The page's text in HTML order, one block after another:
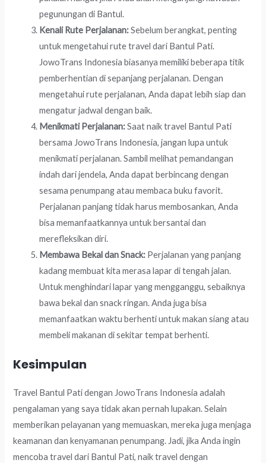
pegunungan di Bantul.
Kenali Rute Perjalanan:Sebelum berangkat, penting
untuk mengetahui rute travel dari Bantul Pati.
JowoTrans Indonesia biasanya memiliki beberapa titik
pemberhentian di sepanjang perjalanan. Dengan
mengetahui rute perjalanan, Anda dapat lebih siap dan
mengatur jadwal dengan baik.
Menikmati Perjalanan:Saat naik travel Bantul Pati
bersama JowoTrans Indonesia, jangan lupa untuk
menikmati perjalanan. Sambil melihat pemandangan
indah dari jendela, Anda dapat berbincang dengan
sesama penumpang atau membaca buku favorit.
Perjalanan panjang tidak harus membosankan, Anda
bisa memanfaatkannya untuk bersantai dan
merefleksikan diri.
Membawa Bekal dan Snack: Perjalanan yang panjang
kadang membuat kita merasa lapar di tengah jalan.
Untuk menghindari lapar yang mengganggu, sebaiknya
bawa bekal dan snack ringan. Anda juga bisa
memanfaatkan waktu berhenti untuk makan siang atau
membeli makanan di sekitar tempat berhenti.
Kesimpulan
Travel Bantul Pati dengan JowoTrans Indonesia adalah
pengalaman yang saya tidak akan pernah lupakan. Selain
memberikan pelayanan yang memuaskan, mereka juga menjaga
keamanan dan kenyamanan penumpang. Jadi, jika Anda ingin
mencoba travel dari Bantul Pati, naik travel dengan